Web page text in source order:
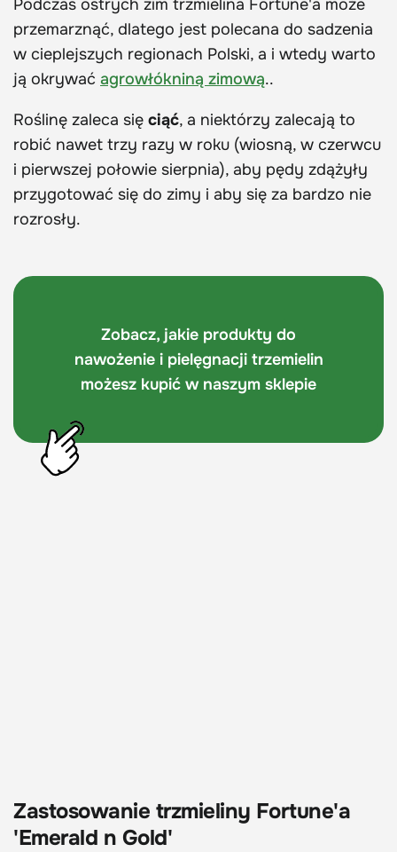
Podczas ostrych zim trzmielina Fortune'a może
przemarznąć, dlatego jest polecana do sadzenia
w cieplejszych regionach Polski, a i wtedy warto
ją okrywać agrowłókniną zimową..
Roślinę zaleca się ciąć, a niektórzy zalecają to
robić nawet trzy razy w roku (wiosną, w czerwcu
i pierwszej połowie sierpnia), aby pędy zdążyły
przygotować się do zimy i aby się za bardzo nie
rozrosły.
Zobacz, jakie produkty do
nawożenie i pielęgnacji trzemielin
możesz kupić w naszym sklepie
Zastosowanie trzmieliny Fortune'a
'Emerald n Gold'